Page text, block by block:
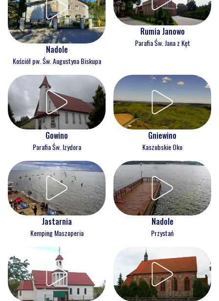
Nadole
Kościół pw. Św. Augustyna Biskupa
Rumia Janowo
Parafia Św. Jana z Kęt
Gowino
Parafia Św. Izydora
Gniewino
Kaszubskie Oko
Jastarnia
Kemping Maszoperia
Nadole
Przystań